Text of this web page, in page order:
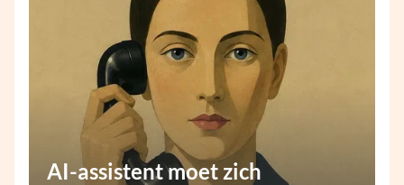
AI-assistent moet zich